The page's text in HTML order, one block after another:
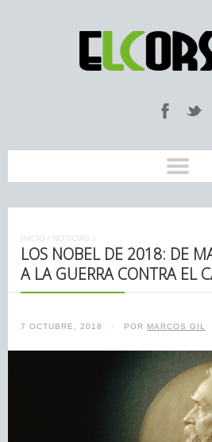
INICIO / NOTICIAS /
LOS NOBEL DE 2018: DE
A LA GUERRA CONTRA EL
7 OCTUBRE, 2018 / POR MARCOS GIL